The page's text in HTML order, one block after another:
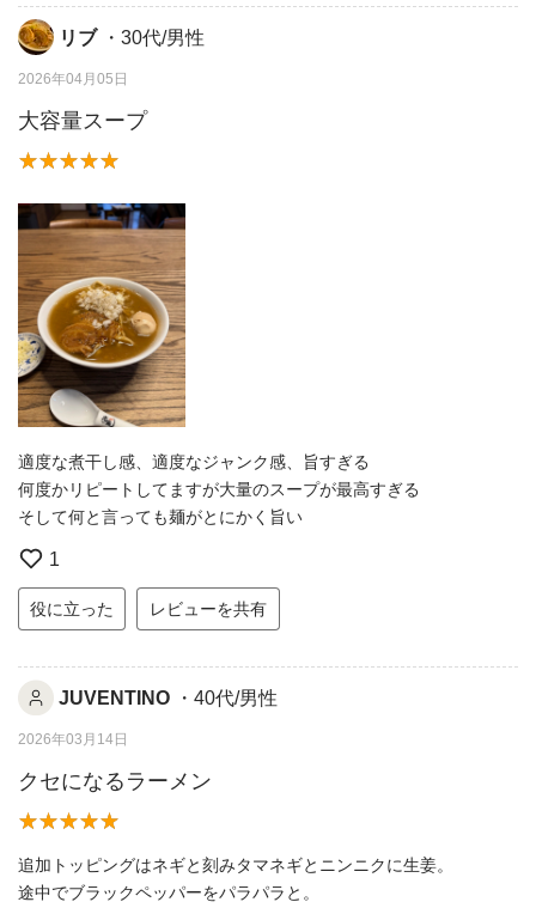
リブ ・30代/男性
2026年04月05日
大容量スープ
適度な煮干し感、適度なジャンク感、旨すぎる
何度かリピートしてますが大量のスープが最高すぎる
そして何と言っても麺がとにかく旨い
1
役に立った レビューを共有
JUVENTINO ・40代/男性
2026年03月14日
クセになるラーメン
追加トッピングはネギと刻みタマネギとニンニクに生姜。
途中でブラックペッパーをパラパラと。